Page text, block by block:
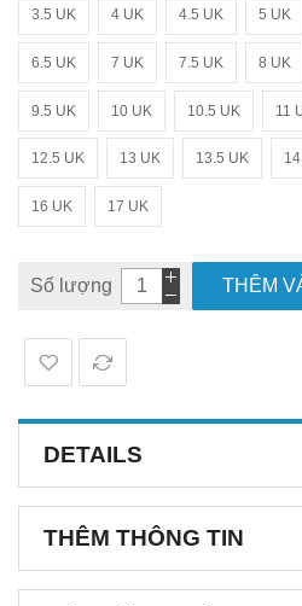
3.5 UK 4 UK 4.5 UK 5 UK
6.5 UK 7 UK 7.5 UK 8 UK
9.5 UK 10 UK 10.5 UK 11
12.5 UK 13 UK 13.5 UK
16 UK 17 UK
Số lượng THÊM
DETAILS
THÊM THÔNG TIN